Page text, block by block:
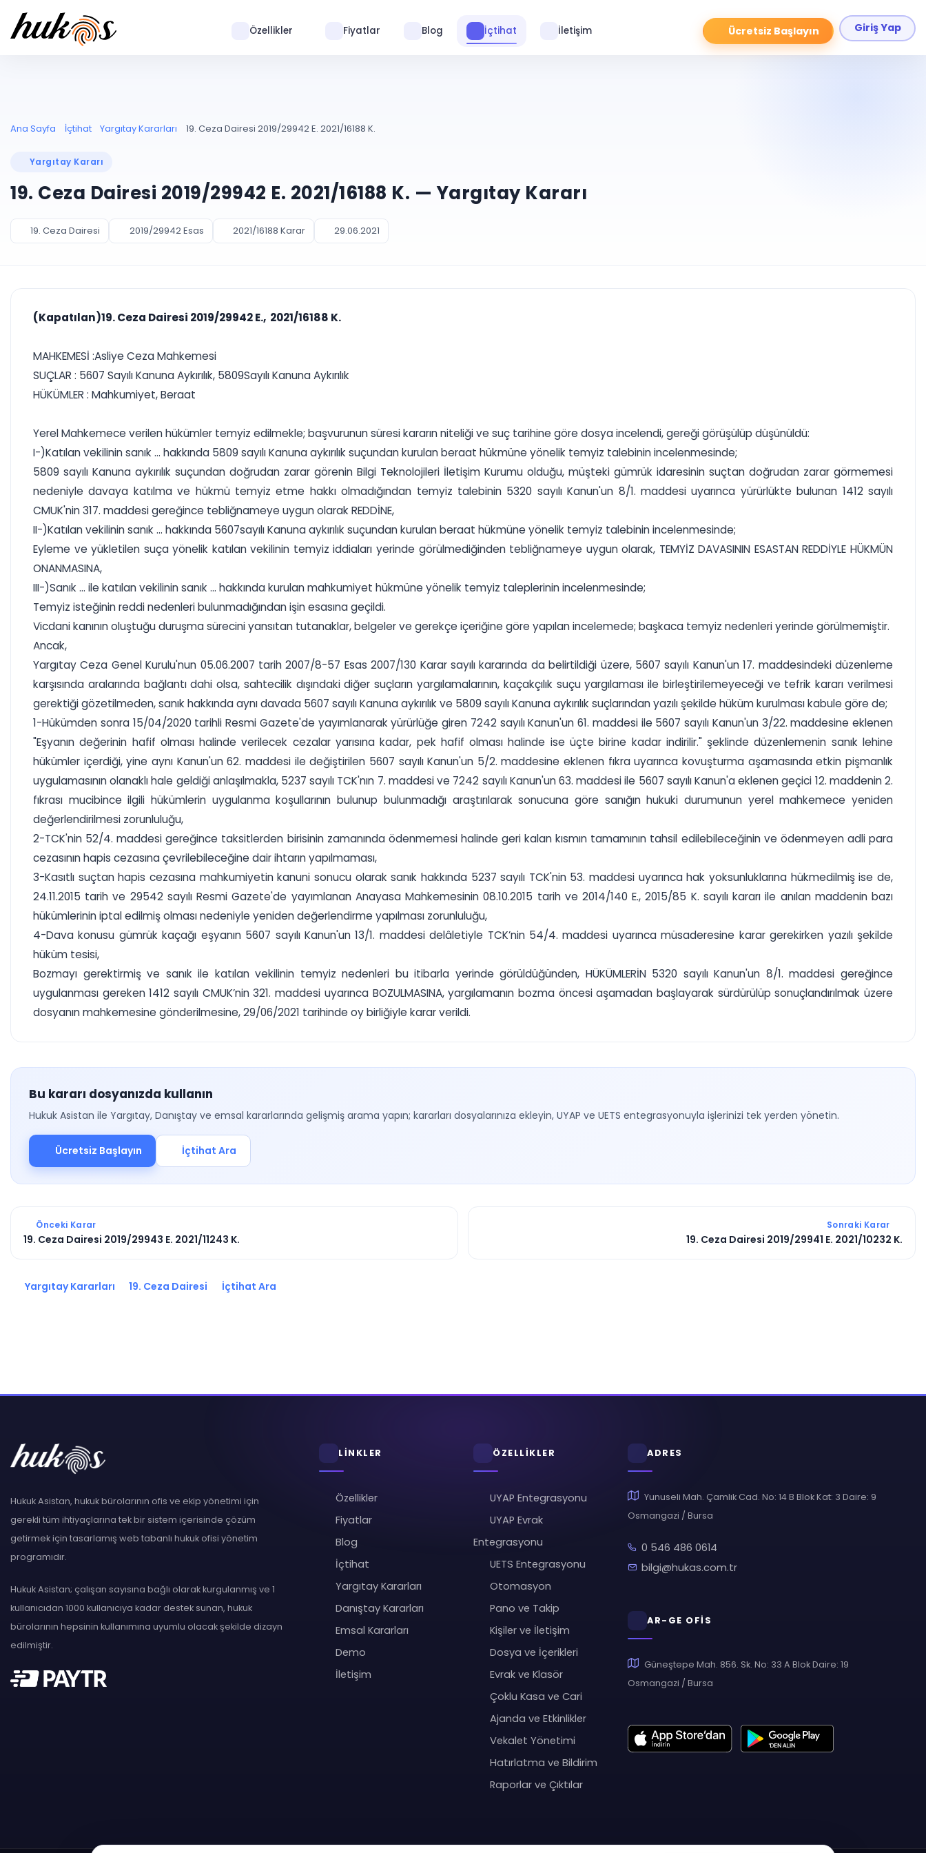
Ücretsiz Başlayın Giriş Yap
Özellikler Fiyatlar Blog İçtihat İletişim
Ana Sayfa İçtihat Yargıtay Kararları 19. Ceza Dairesi 2019/29942 E. 2021/16188 K.
Yargıtay Kararı
19. Ceza Dairesi 2019/29942 E. 2021/16188 K. — Yargıtay Kararı
19. Ceza Dairesi 2019/29942 Esas 2021/16188 Karar 29.06.2021
(Kapatılan)19. Ceza Dairesi 2019/29942 E., 2021/16188 K.
MAHKEMESİ :Asliye Ceza Mahkemesi
SUÇLAR : 5607 Sayılı Kanuna Aykırılık, 5809Sayılı Kanuna Aykırılık
HÜKÜMLER : Mahkumiyet, Beraat
Yerel Mahkemece verilen hükümler temyiz edilmekle; başvurunun süresi kararın niteliği ve suç tarihine göre dosya incelendi, gereği görüşülüp düşünüldü:
I-)Katılan vekilinin sanık ... hakkında 5809 sayılı Kanuna aykırılık suçundan kurulan beraat hükmüne yönelik temyiz talebinin incelenmesinde;
5809 sayılı Kanuna aykırılık suçundan doğrudan zarar görenin Bilgi Teknolojileri İletişim Kurumu olduğu, müşteki gümrük idaresinin suçtan doğrudan zarar görmemesi
nedeniyle davaya katılma ve hükmü temyiz etme hakkı olmadığından temyiz talebinin 5320 sayılı Kanun'un 8/1. maddesi uyarınca yürürlükte bulunan 1412 sayılı
CMUK'nin 317. maddesi gereğince tebliğnameye uygun olarak REDDİNE,
II-)Katılan vekilinin sanık ... hakkında 5607sayılı Kanuna aykırılık suçundan kurulan beraat hükmüne yönelik temyiz talebinin incelenmesinde;
Eyleme ve yükletilen suça yönelik katılan vekilinin temyiz iddiaları yerinde görülmediğinden tebliğnameye uygun olarak, TEMYİZ DAVASININ ESASTAN REDDİYLE HÜKMÜN
ONANMASINA,
III-)Sanık ... ile katılan vekilinin sanık ... hakkında kurulan mahkumiyet hükmüne yönelik temyiz taleplerinin incelenmesinde;
Temyiz isteğinin reddi nedenleri bulunmadığından işin esasına geçildi.
Vicdani kanının oluştuğu duruşma sürecini yansıtan tutanaklar, belgeler ve gerekçe içeriğine göre yapılan incelemede; başkaca temyiz nedenleri yerinde görülmemiştir.
Ancak,
Yargıtay Ceza Genel Kurulu'nun 05.06.2007 tarih 2007/8-57 Esas 2007/130 Karar sayılı kararında da belirtildiği üzere, 5607 sayılı Kanun'un 17. maddesindeki düzenleme
karşısında aralarında bağlantı dahi olsa, sahtecilik dışındaki diğer suçların yargılamalarının, kaçakçılık suçu yargılaması ile birleştirilemeyeceği ve tefrik kararı verilmesi
gerektiği gözetilmeden, sanık hakkında aynı davada 5607 sayılı Kanuna aykırılık ve 5809 sayılı Kanuna aykırılık suçlarından yazılı şekilde hüküm kurulması kabule göre de;
1-Hükümden sonra 15/04/2020 tarihli Resmi Gazete'de yayımlanarak yürürlüğe giren 7242 sayılı Kanun'un 61. maddesi ile 5607 sayılı Kanun'un 3/22. maddesine eklenen
"Eşyanın değerinin hafif olması halinde verilecek cezalar yarısına kadar, pek hafif olması halinde ise üçte birine kadar indirilir." şeklinde düzenlemenin sanık lehine
hükümler içerdiği, yine aynı Kanun'un 62. maddesi ile değiştirilen 5607 sayılı Kanun'un 5/2. maddesine eklenen fıkra uyarınca kovuşturma aşamasında etkin pişmanlık
uygulamasının olanaklı hale geldiği anlaşılmakla, 5237 sayılı TCK'nın 7. maddesi ve 7242 sayılı Kanun'un 63. maddesi ile 5607 sayılı Kanun'a eklenen geçici 12. maddenin 2.
fıkrası mucibince ilgili hükümlerin uygulanma koşullarının bulunup bulunmadığı araştırılarak sonucuna göre sanığın hukuki durumunun yerel mahkemece yeniden
değerlendirilmesi zorunluluğu,
2-TCK'nin 52/4. maddesi gereğince taksitlerden birisinin zamanında ödenmemesi halinde geri kalan kısmın tamamının tahsil edilebileceğinin ve ödenmeyen adli para
cezasının hapis cezasına çevrilebileceğine dair ihtarın yapılmaması,
3-Kasıtlı suçtan hapis cezasına mahkumiyetin kanuni sonucu olarak sanık hakkında 5237 sayılı TCK'nin 53. maddesi uyarınca hak yoksunluklarına hükmedilmiş ise de,
24.11.2015 tarih ve 29542 sayılı Resmi Gazete'de yayımlanan Anayasa Mahkemesinin 08.10.2015 tarih ve 2014/140 E., 2015/85 K. sayılı kararı ile anılan maddenin bazı
hükümlerinin iptal edilmiş olması nedeniyle yeniden değerlendirme yapılması zorunluluğu,
4-Dava konusu gümrük kaçağı eşyanın 5607 sayılı Kanun'un 13/1. maddesi delâletiyle TCK’nin 54/4. maddesi uyarınca müsaderesine karar gerekirken yazılı şekilde
hüküm tesisi,
Bozmayı gerektirmiş ve sanık ile katılan vekilinin temyiz nedenleri bu itibarla yerinde görüldüğünden, HÜKÜMLERİN 5320 sayılı Kanun'un 8/1. maddesi gereğince
uygulanması gereken 1412 sayılı CMUK’nin 321. maddesi uyarınca BOZULMASINA, yargılamanın bozma öncesi aşamadan başlayarak sürdürülüp sonuçlandırılmak üzere
dosyanın mahkemesine gönderilmesine, 29/06/2021 tarihinde oy birliğiyle karar verildi.
Bu kararı dosyanızda kullanın
Hukuk Asistan ile Yargıtay, Danıştay ve emsal kararlarında gelişmiş arama yapın; kararları dosyalarınıza ekleyin, UYAP ve UETS entegrasyonuyla işlerinizi tek yerden yönetin.
Ücretsiz Başlayın İçtihat Ara
Önceki Karar
19. Ceza Dairesi 2019/29943 E. 2021/11243 K.
Sonraki Karar
19. Ceza Dairesi 2019/29941 E. 2021/10232 K.
Yargıtay Kararları 19. Ceza Dairesi İçtihat Ara
Hukuk Asistan, hukuk bürolarının ofis ve ekip yönetimi için
gerekli tüm ihtiyaçlarına tek bir sistem içerisinde çözüm
getirmek için tasarlamış web tabanlı hukuk ofisi yönetim
programıdır.
Hukuk Asistan; çalışan sayısına bağlı olarak kurgulanmış ve 1
kullanıcıdan 1000 kullanıcıya kadar destek sunan, hukuk
bürolarının hepsinin kullanımına uyumlu olacak şekilde dizayn
edilmiştir.
LİNKLER
Özellikler
Fiyatlar
Blog
İçtihat
Yargıtay Kararları
Danıştay Kararları
Emsal Kararları
Demo
İletişim
ÖZELLİKLER
UYAP Entegrasyonu
UYAP Evrak
Entegrasyonu
UETS Entegrasyonu
Otomasyon
Pano ve Takip
Kişiler ve İletişim
Dosya ve İçerikleri
Evrak ve Klasör
Çoklu Kasa ve Cari
Ajanda ve Etkinlikler
Vekalet Yönetimi
Hatırlatma ve Bildirim
Raporlar ve Çıktılar
ADRES
Yunuseli Mah. Çamlık Cad. No: 14 B Blok Kat: 3 Daire: 9
Osmangazi / Bursa
0 546 486 0614
bilgi@hukas.com.tr
AR-GE OFİS
Güneştepe Mah. 856. Sk. No: 33 A Blok Daire: 19
Osmangazi / Bursa